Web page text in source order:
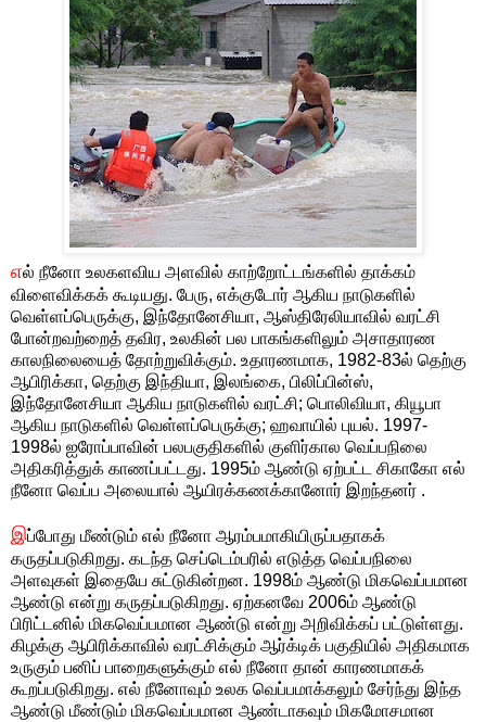
எல் நீனோ உலகளவிய அளவில் காற்றோட்டங்களில் தாக்கம்
விளைவிக்கக் கூடியது. பேரு, எக்குடோர் ஆகிய நாடுகளில்
வெள்ளப்பெருக்கு, இந்தோனேசியா, ஆஸ்திரேலியாவில் வரட்சி
போன்றவற்றைத் தவிர, உலகின் பல பாகங்களிலும் அசாதாரண
காலநிலையைத் தோற்றுவிக்கும். உதாரணமாக, 1982-83ல் தெற்கு
ஆபிரிக்கா, தெற்கு இந்தியா, இலங்கை, பிலிப்பின்ஸ்,
இந்தோனேசியா ஆகிய நாடுகளில் வரட்சி; பொலிவியா, கியூபா
ஆகிய நாடுகளில் வெள்ளப்பெருக்கு; ஹவாயில் புயல். 1997-
1998ல் ஐரோப்பாவின் பலபகுதிகளில் குளிர்கால வெப்பநிலை
அதிகரித்துக் காணப்பட்டது. 1995ம் ஆண்டு ஏற்பட்ட சிகாகோ எல்
நீனோ வெப்ப அலையால் ஆயிரக்கணக்கானோர் இறந்தனர் .
இப்போது மீண்டும் எல் நீனோ ஆரம்பமாகியிருப்பதாகக்
கருதப்படுகிறது. கடந்த செப்டெம்பரில் எடுத்த வெப்பநிலை
அளவுகள் இதையே சுட்டுகின்றன. 1998ம் ஆண்டு மிகவெப்பமான
ஆண்டு என்று கருதப்படுகிறது. ஏற்கனவே 2006ம் ஆண்டு
பிரிட்டனில் மிகவெப்பமான ஆண்டு என்று அறிவிக்கப் பட்டுள்ளது.
கிழக்கு ஆபிரிக்காவில் வரட்சிக்கும் ஆர்க்டிக் பகுதியில் அதிகமாக
உருகும் பனிப் பாறைகளுக்கும் எல் நீனோ தான் காரணமாகக்
கூறப்படுகிறது. எல் நீனோவும் உலக வெப்பமாக்கலும் சேர்ந்து இந்த
ஆண்டு மீண்டும் மிகவெப்பமான ஆண்டாகவும் மிகமோசமான